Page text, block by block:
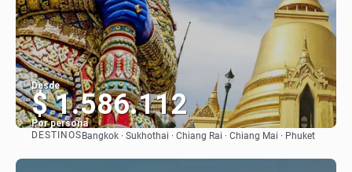
Desde
$ 1.586.112
Por persona
DESTINOSBangkok · Sukhothai · Chiang Rai · Chiang Mai · Phuket